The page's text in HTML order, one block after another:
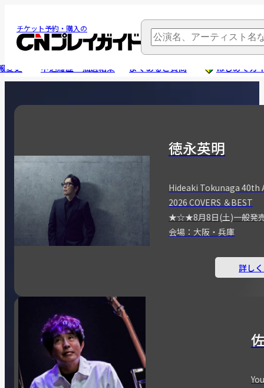
チケット予約・購入の
変更 申込履歴・抽選結果 よくあるご質問 はじめてガ
徳永英明
Hideaki Tokunaga 40th
2026 COVERS ＆BEST
★☆★8月8日(土)一般
会場：大阪・兵庫
詳し